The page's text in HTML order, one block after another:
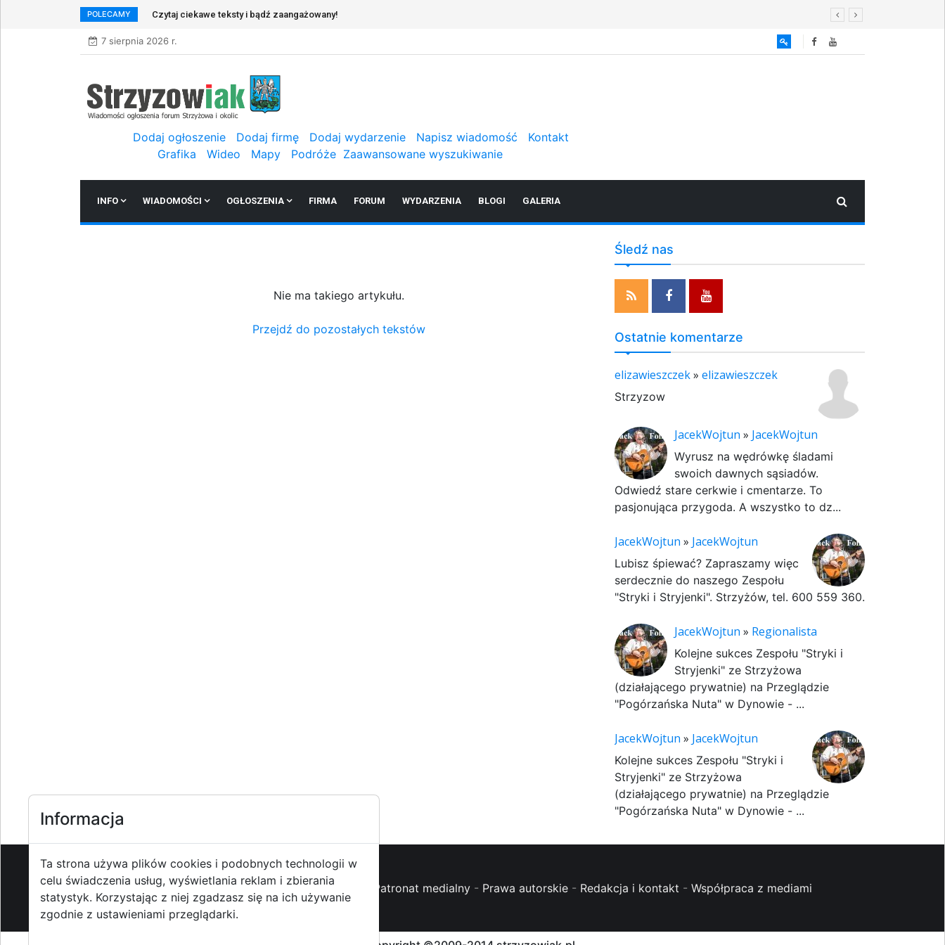
POLECAMY Czytaj ciekawe teksty i bądź zaangażowany!
7 sierpnia 2026 r.
Dodaj ogłoszenie Dodaj firmę Dodaj wydarzenie Napisz wiadomość
Kontakt
Grafika
Wideo Mapy Podróże Zaawansowane wyszukiwanie
INFO WIADOMOŚCI OGŁOSZENIA FIRMA FORUM WYDARZENIA BLOGI GALERIA
Nie ma takiego artykułu.
Przejdź do pozostałych tekstów
Śledź nas
Ostatnie komentarze
elizawieszczek» elizawieszczek
Strzyzow
JacekWojtun » JacekWojtun
Wyrusz na wędrówkę śladami
swoich dawnych sąsiadów.
Odwiedź stare cerkwie i cmentarze. To
pasjonująca przygoda. A wszystko to dz...
JacekWojtun » JacekWojtun
Lubisz śpiewać? Zapraszamy więc
serdecznie do naszego Zespołu
"Stryki i Stryjenki". Strzyżów, tel. 600 559 360.
JacekWojtun » Regionalista
Kolejne sukces Zespołu "Stryki i
Stryjenki" ze Strzyżowa
(działającego prywatnie) na Przeglądzie
"Pogórzańska Nuta" w Dynowie - ...
JacekWojtun » JacekWojtun
Kolejne sukces Zespołu "Stryki i
Stryjenki" ze Strzyżowa
(działającego prywatnie) na Przeglądzie
"Pogórzańska Nuta" w Dynowie - ...
O strzyzowiak.pl-Reklama -Pomoc (FAQ) Patronat medialny - Prawa autorskie - Redakcja i kontakt - Współpraca z mediami
Informacja
Ta strona używa plików cookies i podobnych technologii w
celu świadczenia usług, wyświetlania reklam i zbierania
statystyk. Korzystając z niej zgadzasz się na ich używanie
zgodnie z ustawieniami przeglądarki.